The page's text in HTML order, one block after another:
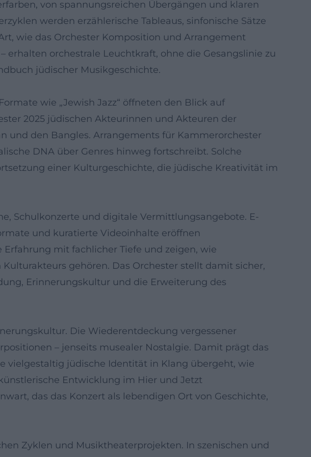
von spannungsreichen Übergängen und klaren
werden erzählerische Tableaus, sinfonische Sätze
wie das Orchester Komposition und Arrangement
erhalten orchestrale Leuchtkraft, ohne die Gesangslinie zu
jüdischer Musikgeschichte.
wie „Jewish Jazz“ öffneten den Blick auf
2025 jüdischen Akteurinnen und Akteuren der
und den Bangles. Arrangements für Kammerorchester
DNA über Genres hinweg fortschreibt. Solche
einer Kulturgeschichte, die jüdische Kreativität im
Schulkonzerte und digitale Vermittlungsangebote. E-
und kuratierte Videoinhalte eröffnen
mit fachlicher Tiefe und zeigen, wie
gehören. Das Orchester stellt damit sicher,
Erinnerungskultur und die Erweiterung des
Die Wiederentdeckung vergessener
– jenseits musealer Nostalgie. Damit prägt das
vielgestaltig jüdische Identität in Klang übergeht, wie
Entwicklung im Hier und Jetzt
das das Konzert als lebendigen Ort von Geschichte,
Zyklen und Musiktheaterprojekten. In szenischen und